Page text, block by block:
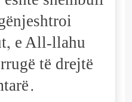
e All-llahu
të drejtë